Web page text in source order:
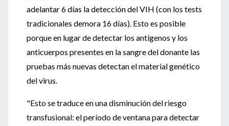
adelantar 6 días la detección del VIH (con los tests
tradicionales demora 16 días). Esto es posible
porque en lugar de detectar los antígenos y los
anticuerpos presentes en la sangre del donante las
pruebas más nuevas detectan el material genético
del virus.
"Esto se traduce en una disminución del riesgo
transfusional: el período de ventana para detectar